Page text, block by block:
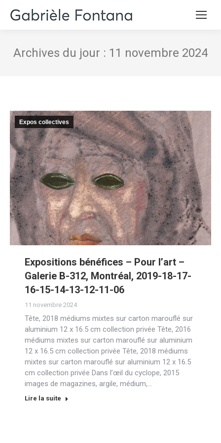
Archives du jour : 11 novembre 2024
Expos collectives
Expositions bénéfices – Pour l’art –
Galerie B-312, Montréal, 2019-18-17-
16-15-14-13-12-11-06
11 novembre 2024
Tête, 2018 médiums mixtes sur carton marouflé sur
aluminium 12 x 16.5 cm collection privée Tête, 2016
médiums mixtes sur carton marouflé sur aluminium
12 x 16.5 cm collection privée Tête, 2018 médiums
mixtes sur carton marouflé sur aluminium 12 x 16.5
cm collection privée Dans l’œil du cyclope, 2015
images de magazines, argile, médium,…
Lire la suite